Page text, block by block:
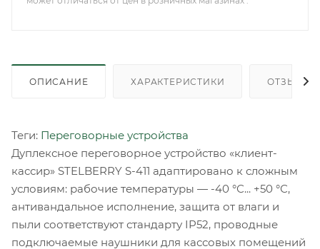
ОПИСАНИЕ ХАРАКТЕРИСТИКИ ОТЗЫВЫ
Теги: Переговорные устройства
Дуплексное переговорное устройство «клиент-
кассир» STELBERRY S-411 адаптировано к сложным
условиям: рабочие температуры — -40 °С... +50 °С,
антивандальное исполнение, защита от влаги и
пыли соответствуют стандарту IP52, проводные
подключаемые наушники для кассовых помещений